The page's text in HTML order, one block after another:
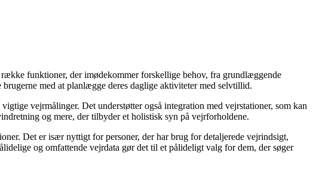
funktioner, der imødekommer forskellige behov, fra grundlæggende
med at planlægge deres daglige aktiviteter med selvtillid.
vejrmålinger. Det understøtter også integration med vejrstationer, som kan
og mere, der tilbyder et holistisk syn på vejrforholdene.
Det er især nyttigt for personer, der har brug for detaljerede vejrindsigt,
og omfattende vejrdata gør det til et pålideligt valg for dem, der søger